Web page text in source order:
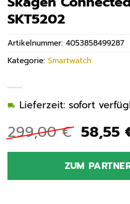
SKT5202
299,00€
Preis
war:
58,55
Lieferzeit: sofort
ZUM
Artikelnummer: 4053858499287
Kategorie: Smartwatch